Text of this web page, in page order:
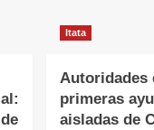
Itata
Autoridades
primeras
aisladas de